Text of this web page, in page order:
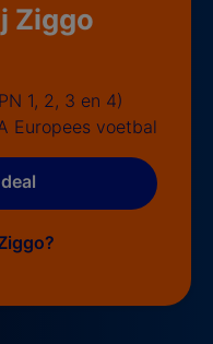
Ziggo
1, 2, 3 en 4)
Europees voetbal